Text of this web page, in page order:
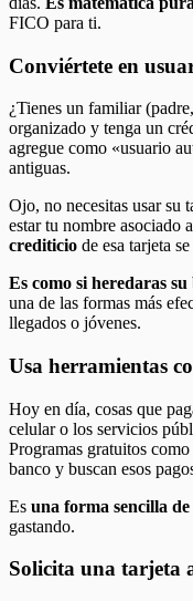
FICO para ti.
Conviértete en
¿Tienes un familiar
organizado y tenga un
agregue como «usuario
antiguas.
Ojo, no necesitas usar su
estar tu nombre asociado
crediticio de esa tarjeta
Es como si heredaras
una de las formas más
llegados o jóvenes.
Usa herramientas
Hoy en día, cosas que
celular o los servicios
Programas gratuitos
banco y buscan esos
Es una forma sencilla
gastando.
Solicita una tarjeta